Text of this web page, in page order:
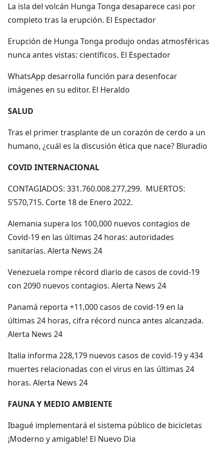
La isla del volcán Hunga Tonga desaparece casi por
completo tras la erupción. El Espectador
Erupción de Hunga Tonga produjo ondas atmosféricas
nunca antes vistas: científicos. El Espectador
WhatsApp desarrolla función para desenfocar
imágenes en su editor. El Heraldo
SALUD
Tras el primer trasplante de un corazón de cerdo a un
humano, ¿cuál es la discusión ética que nace? Bluradio
COVID INTERNACIONAL
CONTAGIADOS: 331.760.008.277,299. MUERTOS:
5’570,715. Corte 18 de Enero 2022.
Alemania supera los 100,000 nuevos contagios de
Covid-19 en las últimas 24 horas: autoridades
sanitarias. Alerta News 24
Venezuela rompe récord diario de casos de covid-19
con 2090 nuevos contagios. Alerta News 24
Panamá reporta +11,000 casos de covid-19 en la
últimas 24 horas, cifra récord nunca antes alcanzada.
Alerta News 24
Italia informa 228,179 nuevos casos de covid-19 y 434
muertes relacionadas con el virus en las últimas 24
horas. Alerta News 24
FAUNA Y MEDIO AMBIENTE
Ibagué implementará el sistema público de bicicletas
¡Moderno y amigable! El Nuevo Dia